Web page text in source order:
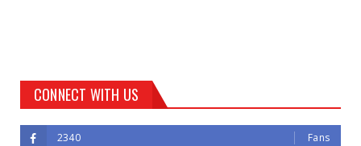
CONNECT WITH US
2340 Fans